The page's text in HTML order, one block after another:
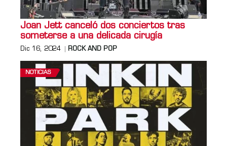
Joan Jett canceló dos conciertos tras
someterse a una delicada cirugía
Dic 16, 2024 ROCK AND POP
NOTICIAS